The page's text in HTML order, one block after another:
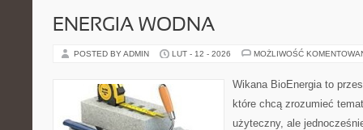
ENERGIA WODNA
POSTED BY ADMIN LUT - 12 - 2026 MOŻLIWOŚĆ
Wikana BioEnergia to
które chcą zrozumieć
użyteczny, ale